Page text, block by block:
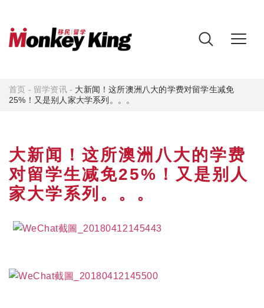
首页 - 留学资讯- 大新闻！这所澳洲八大的学费对留学生减免
25%！又是别人家大学系列。。。
大新闻！这所澳洲八大的学费
对留学生减免25%！又是别人
家大学系列。。。